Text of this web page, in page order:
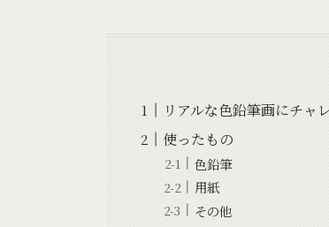
リアルな色鉛筆画にチャ
使ったもの
色鉛筆
用紙
その他